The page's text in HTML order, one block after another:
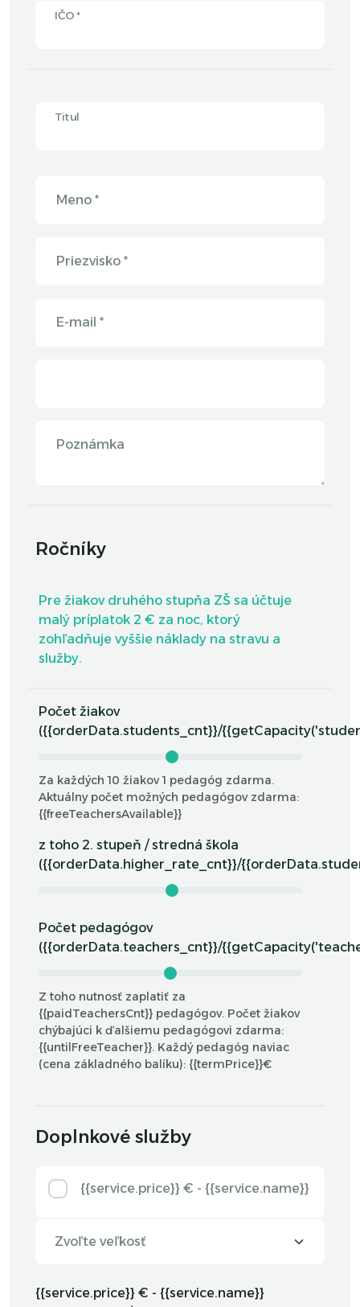
IČO *
Titul
Meno *
Priezvisko *
E-mail *
Poznámka
Ročníky
Pre žiakov druhého stupňa ZŠ sa účtuje
malý príplatok 2 € za noc, ktorý
zohľadňuje vyššie náklady na stravu a
služby.
Počet žiakov
({{orderData.students_cnt}}/
Za každých 10 žiakov 1 pedagóg zdarma.
Aktuálny počet možných pedagógov zdarma:
{{freeTeachersAvailable}}
z toho 2. stupeň / stredná škola
({{orderData.higher_rate_cnt}}/
Počet pedagógov
({{orderData.teachers_cnt}}/
Z toho nutnosť zaplatiť za
{{paidTeachersCnt}} pedagógov. Počet žiakov
chýbajúci k ďalšiemu pedagógovi zdarma:
{{untilFreeTeacher}}. Každý pedagóg naviac
(cena základného balíku): {{termPrice}}€
Doplnkové služby
{{service.price}} € - {{service.name}}
{{service.price}} € - {{service.name}}